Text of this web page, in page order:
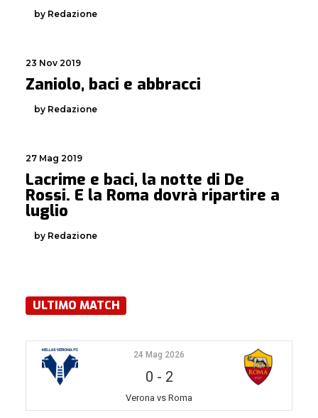
by Redazione
23 Nov 2019
Zaniolo, baci e abbracci
by Redazione
27 Mag 2019
Lacrime e baci, la notte di De
Rossi. E la Roma dovrà ripartire a
luglio
by Redazione
ULTIMO MATCH
24 Mag 2026
0 - 2
Verona vs Roma